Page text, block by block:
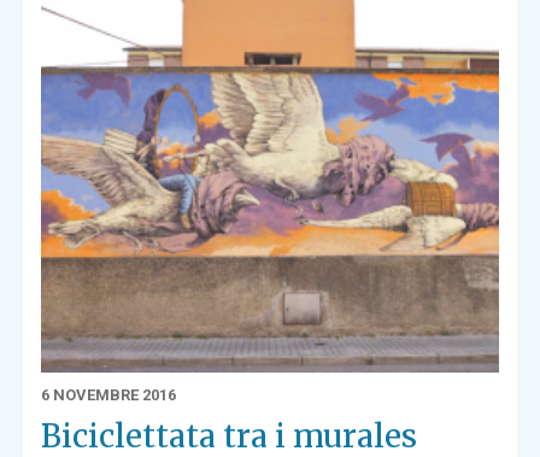
6 NOVEMBRE 2016
Biciclettata tra i murales